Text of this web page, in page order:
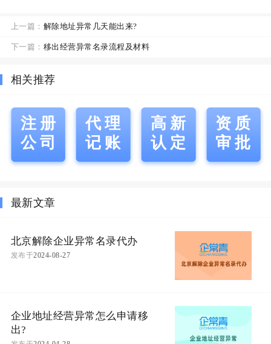
上一篇： 解除地址异常几天能出来?
下一篇： 移出经营异常名录流程及材料
相关推荐
注册
公司
代理
记账
高新
认定
资质
审批
最新文章
北京解除企业异常名录代办
发布于2024-08-27
企业地址经营异常怎么申请移
出?